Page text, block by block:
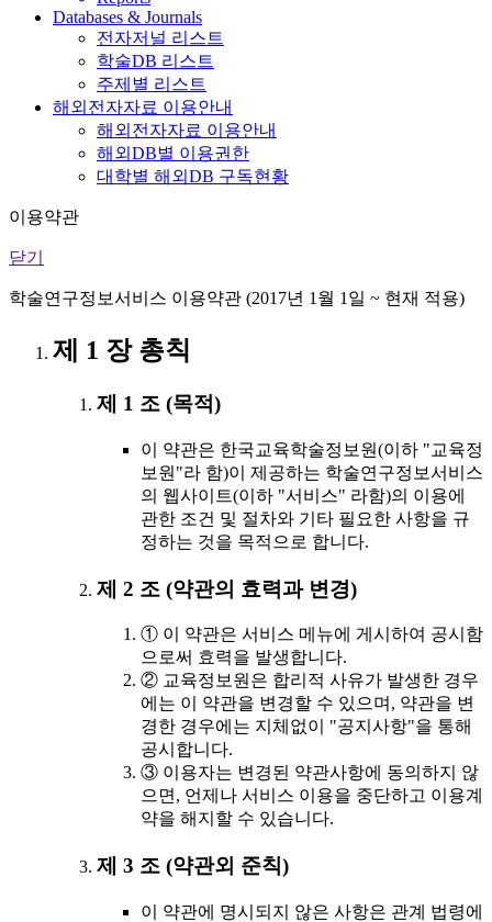
Databases & Journals
전자저널 리스트
학술DB 리스트
주제별 리스트
해외전자자료 이용안내
해외전자자료 이용안내
해외DB별 이용권한
대학별 해외DB 구독현황
이용약관
닫기
학술연구정보서비스 이용약관 (2017년 1월 1일 ~ 현재 적용)
제 1 장 총칙
제 1 조 (목적)
이 약관은 한국교육학술정보원(이하 "교육정
보원"라 함)이 제공하는 학술연구정보서비스
의 웹사이트(이하 "서비스" 라함)의 이용에
관한 조건 및 절차와 기타 필요한 사항을 규
정하는 것을 목적으로 합니다.
제 2 조 (약관의 효력과 변경)
① 이 약관은 서비스 메뉴에 게시하여 공시함
으로써 효력을 발생합니다.
② 교육정보원은 합리적 사유가 발생한 경우
에는 이 약관을 변경할 수 있으며, 약관을 변
경한 경우에는 지체없이 "공지사항"을 통해
공시합니다.
③ 이용자는 변경된 약관사항에 동의하지 않
으면, 언제나 서비스 이용을 중단하고 이용계
약을 해지할 수 있습니다.
제 3 조 (약관외 준칙)
이 약관에 명시되지 않은 사항은 관계 법령에